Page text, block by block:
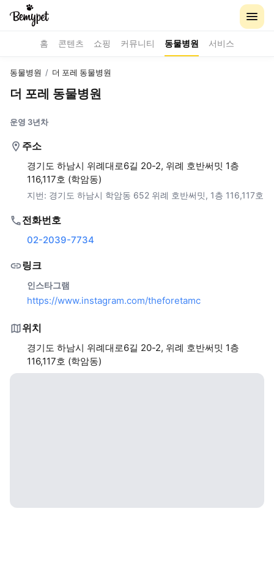
홈 콘텐츠 쇼핑 커뮤니티 동물병원 서비스
동물병원 / 더 포레 동물병원
더 포레 동물병원
운영 3년차
주소
경기도 하남시 위례대로6길 20-2, 위례 호반써밋 1층
116,117호 (학암동)
지번: 경기도 하남시 학암동 652 위례 호반써밋, 1층 116,117호
전화번호
02-2039-7734
링크
인스타그램
https://www.instagram.com/theforetamc
위치
경기도 하남시 위례대로6길 20-2, 위례 호반써밋 1층
116,117호 (학암동)